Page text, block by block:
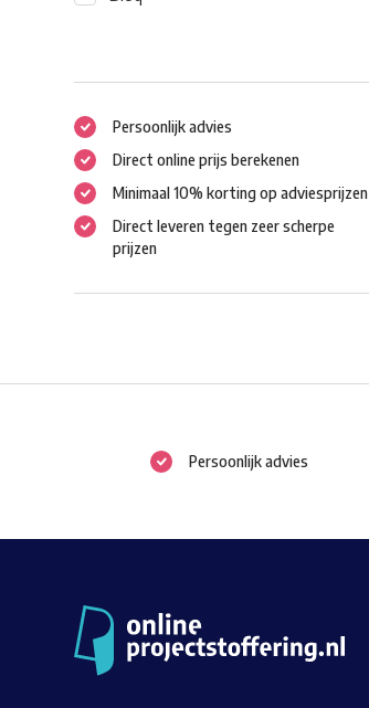
Persoonlijk advies
Direct online prijs berekenen
Minimaal 10% korting op adviesprijzen
Direct leveren tegen zeer scherpe
prijzen
Persoonlijk advies